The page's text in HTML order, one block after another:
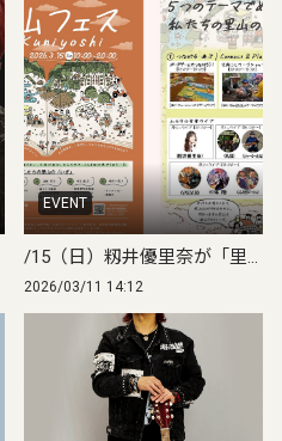
EVENT
/15（日）籾井優里奈が「里山フェス in Kuniyoshi」に出演決定！
2026/03/11 14:12